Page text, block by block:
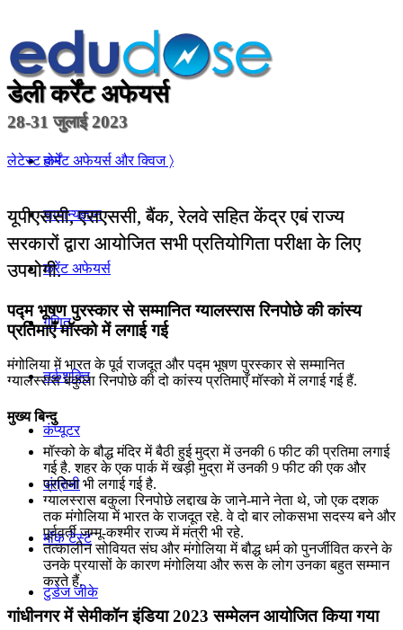
होम
सामान्यज्ञान
करेंट अफेयर्स
गणित
तर्कशक्ति
कंप्यूटर
अंग्रेजी
मॉक टेस्ट
टुडेज जीके
डेली कर्रेंट अफेयर्स
28-31 जुलाई 2023
लेटेस्ट कर्रेंट अफेयर्स और क्विज 〉
यूपीएससी, एसएससी, बैंक, रेलवे सहित केंद्र एबं राज्य
सरकारों द्वारा आयोजित सभी प्रतियोगिता परीक्षा के लिए
उपयोगी.
पद्म भूषण पुरस्कार से सम्मानित ग्यालस्‍रास रिनपोछे की कांस्य
प्रतिमाएँ मॉस्को में लगाई गई
मंगोलिया में भारत के पूर्व राजदूत और पद्म भूषण पुरस्कार से सम्मानित
ग्यालस्‍रास बकुला रिनपोछे की दो कांस्य प्रतिमाएँ मॉस्को में लगाई गई हैं.
मुख्य बिन्दु
मॉस्को के बौद्ध मंदिर में बैठी हुई मुद्रा में उनकी 6 फीट की प्रतिमा लगाई
गई है. शहर के एक पार्क में खड़ी मुद्रा में उनकी 9 फीट की एक और
प्रतिमा भी लगाई गई है.
ग्यालस्‍रास बकुला रिनपोछे लद्दाख के जाने-माने नेता थे, जो एक दशक
तक मंगोलिया में भारत के राजदूत रहे. वे दो बार लोकसभा सदस्य बने और
पूर्ववर्ती जम्मू-कश्मीर राज्य में मंत्री भी रहे.
तत्कालीन सोवियत संघ और मंगोलिया में बौद्ध धर्म को पुनर्जीवित करने के
उनके प्रयासों के कारण मंगोलिया और रूस के लोग उनका बहुत सम्मान
करते हैं.
गांधीनगर में सेमीकॉन इंडिया 2023 सम्मेलन आयोजित किया गया